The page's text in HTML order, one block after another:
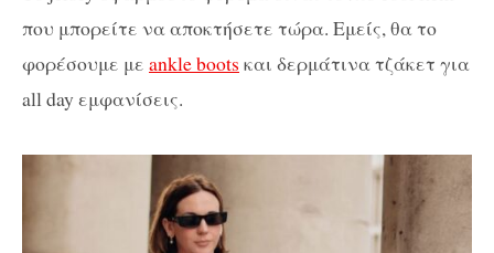
που μπορείτε να αποκτήσετε τώρα. Εμείς, θα το
φορέσουμε με ankle boots και δερμάτινα τζάκετ για
all day εμφανίσεις.